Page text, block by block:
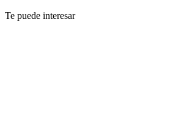
Te puede interesar